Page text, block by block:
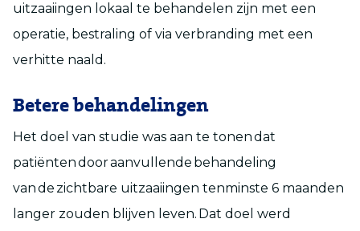
uitzaaiingen lokaal te behandelen zijn met een
operatie, bestraling of via verbranding met een
verhitte naald.
Betere behandelingen
Het doel van studie was aan te tonen dat
patiënten door aanvullende behandeling
van de zichtbare uitzaaiingen tenminste 6 maanden
langer zouden blijven leven. Dat doel werd